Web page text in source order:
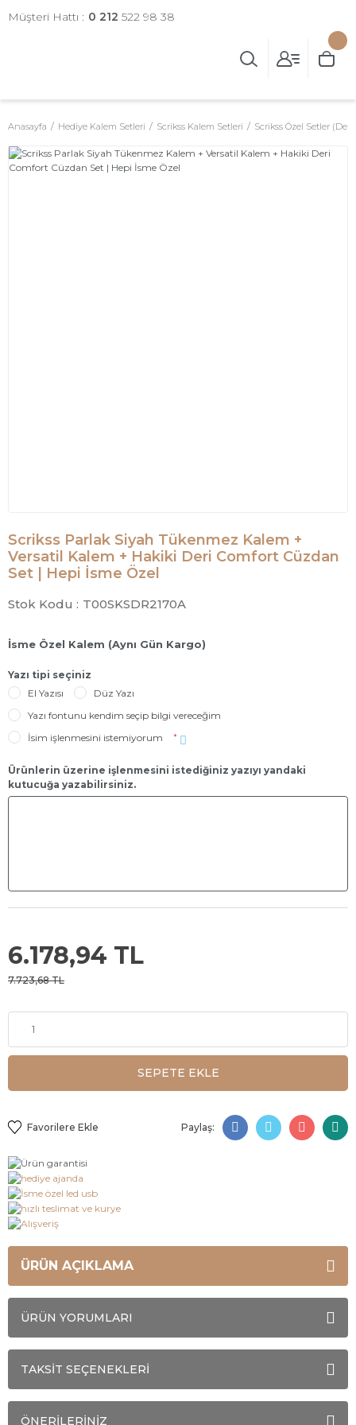
Müşteri Hattı : 0 212 522 98 38
Anasayfa Hediye Kalem Setleri Scrikss Kalem Setleri Scrikss Özel Setler
Scrikss Parlak Siyah Tükenmez Kalem +
Versatil Kalem + Hakiki Deri Comfort Cüzdan
Set | Hepi İsme Özel
Stok Kodu : T00SKSDR2170A
İsme Özel Kalem (Aynı Gün Kargo)
Yazı tipi seçiniz
El Yazısı
Düz Yazı
Yazı fontunu kendim seçip bilgi vereceğim
İsim işlenmesini istemiyorum
*
Ürünlerin üzerine işlenmesini istediğiniz yazıyı yandaki
kutucuğa yazabilirsiniz.
6.178,94 TL
7.723,68 TL
SEPETE EKLE
Paylaş:
ÜRÜN AÇIKLAMA
ÜRÜN YORUMLARI
TAKSİT SEÇENEKLERİ
ÖNERİLERİNİZ